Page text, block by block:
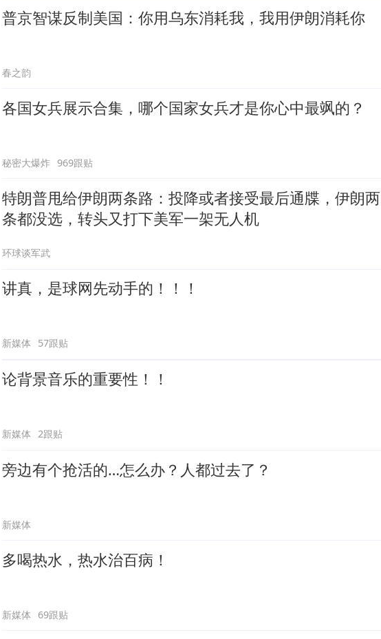
普京智谋反制美国：你用乌东消耗我，我用伊朗消耗你
春之韵
各国女兵展示合集，哪个国家女兵才是你心中最飒的？
秘密大爆炸 969跟贴
特朗普甩给伊朗两条路：投降或者接受最后通牒，伊朗两
条都没选，转头又打下美军一架无人机
环球谈军武
讲真，是球网先动手的！！！
新媒体 57跟贴
论背景音乐的重要性！！
新媒体 2跟贴
旁边有个抢活的…怎么办？人都过去了？
新媒体
多喝热水，热水治百病！
新媒体 69跟贴